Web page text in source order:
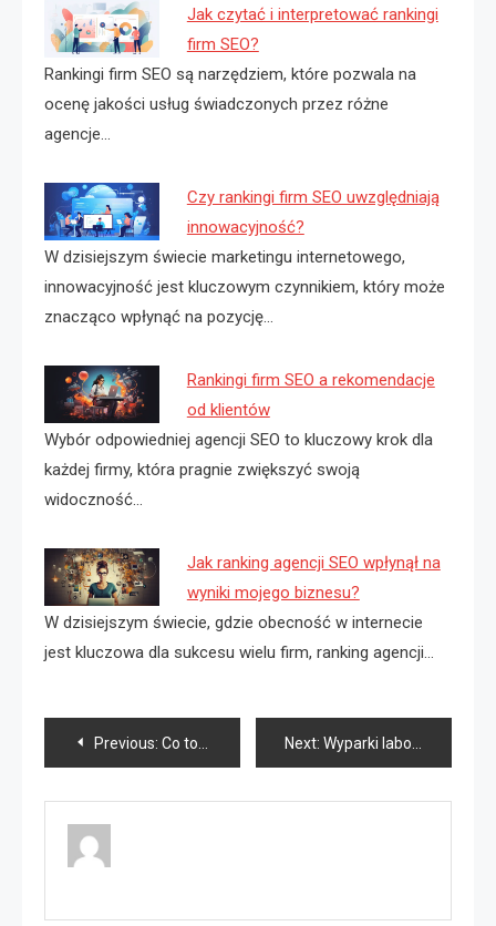
Jak czytać i interpretować rankingi
firm SEO?
Rankingi firm SEO są narzędziem, które pozwala na
ocenę jakości usług świadczonych przez różne
agencje…
Czy rankingi firm SEO uwzględniają
innowacyjność?
W dzisiejszym świecie marketingu internetowego,
innowacyjność jest kluczowym czynnikiem, który może
znacząco wpłynąć na pozycję…
Rankingi firm SEO a rekomendacje
od klientów
Wybór odpowiedniej agencji SEO to kluczowy krok dla
każdej firmy, która pragnie zwiększyć swoją
widoczność…
Jak ranking agencji SEO wpłynął na
wyniki mojego biznesu?
W dzisiejszym świecie, gdzie obecność w internecie
jest kluczowa dla sukcesu wielu firm, ranking agencji…
Nawigacja
wpisu
Previous: Co to są implanty zębowe? Next: Wyparki laboratoryjne